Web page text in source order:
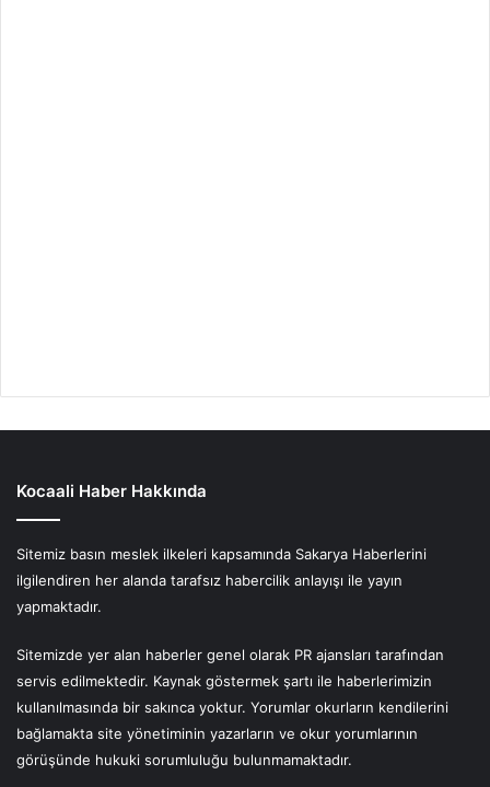
Kocaali Haber Hakkında
Sitemiz basın meslek ilkeleri kapsamında Sakarya Haberlerini
ilgilendiren her alanda tarafsız habercilik anlayışı ile yayın
yapmaktadır.
Sitemizde yer alan haberler genel olarak PR ajansları tarafından
servis edilmektedir. Kaynak göstermek şartı ile haberlerimizin
kullanılmasında bir sakınca yoktur. Yorumlar okurların kendilerini
bağlamakta site yönetiminin yazarların ve okur yorumlarının
görüşünde hukuki sorumluluğu bulunmamaktadır.